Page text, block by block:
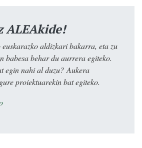
ALEAkide!
aldizkari bakarra, eta zu
babesa behar du aurrera egiteko.
egin nahi al duzu? Aukera
proiektuarekin bat egiteko.